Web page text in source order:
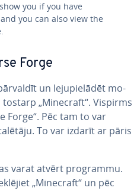
you if you have
you can also view the
Forge
un le­ju­pie­lā­dēt mo­
„Minecraft“. Vispirms
Forge“. Pēc tam to var
To var izdarīt ar pāris
varat atvērt programmu.
„Minecraft“ un pēc